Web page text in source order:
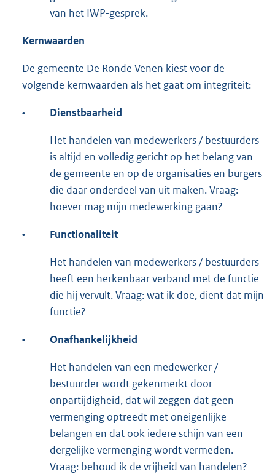
van het IWP-gesprek.
Kernwaarden
De gemeente De Ronde Venen kiest voor de
volgende kernwaarden als het gaat om integriteit:
• Dienstbaarheid
Het handelen van medewerkers / bestuurders
is altijd en volledig gericht op het belang van
de gemeente en op de organisaties en burgers
die daar onderdeel van uit maken. Vraag:
hoever mag mijn medewerking gaan?
• Functionaliteit
Het handelen van medewerkers / bestuurders
heeft een herkenbaar verband met de functie
die hij vervult. Vraag: wat ik doe, dient dat mijn
functie?
• Onafhankelijkheid
Het handelen van een medewerker /
bestuurder wordt gekenmerkt door
onpartijdigheid, dat wil zeggen dat geen
vermenging optreedt met oneigenlijke
belangen en dat ook iedere schijn van een
dergelijke vermenging wordt vermeden.
Vraag: behoud ik de vrijheid van handelen?